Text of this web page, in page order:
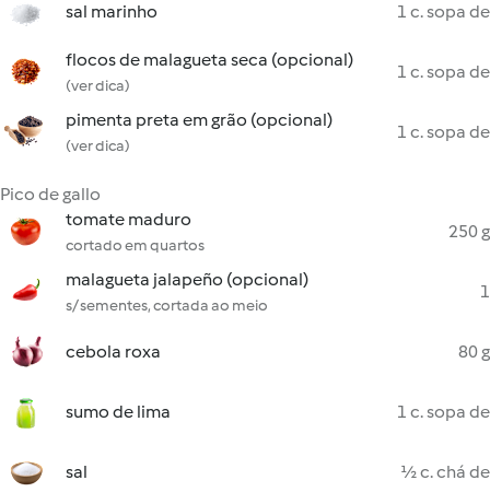
sal marinho 1 c. sopa de
flocos de malagueta seca (opcional)
(ver dica)
1 c. sopa de
pimenta preta em grão (opcional)
(ver dica)
1 c. sopa de
Pico de gallo
tomate maduro
cortado em quartos
250 g
malagueta jalapeño (opcional)
s/ sementes, cortada ao meio
1
cebola roxa 80 g
sumo de lima 1 c. sopa de
sal ½ c. chá de